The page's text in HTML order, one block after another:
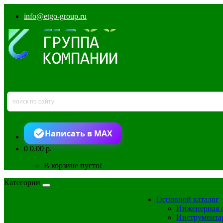
info@etgo-group.ru
Написать в MAX
00.00 р.
В корзине пусто!
Категории
Основной каталог
Инженерная